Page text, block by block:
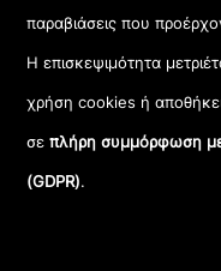
παραβιάσεις που
Η επισκεψιμότητα
χρήση cookies ή
σεπλήρη συμμόρφωση
(GDPR).